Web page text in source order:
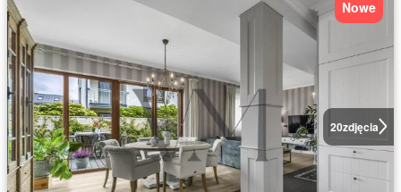
20zdjęcia
Nowe